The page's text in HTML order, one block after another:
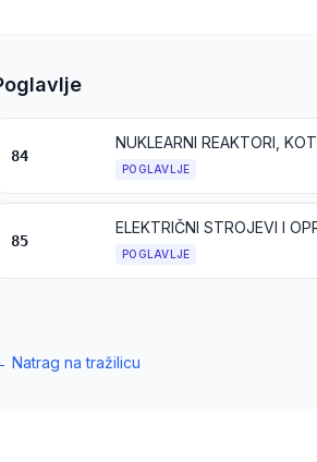
84
NUKLEARNI REAKTORI,
POGLAVLJE
85
POGLAVLJE
Natrag na tražilicu